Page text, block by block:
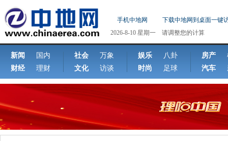
手机中地网
下载中地网到桌面一键
2026-8-10 星期一 请调整您的计算
机日期!
新闻
国内
财经
理财
社会
万象
文化
访谈
娱乐
八卦
时尚
足球
房产
汽车